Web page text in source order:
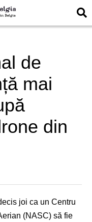
de
mai
din
joi ca un Centru
(NASC) să fie